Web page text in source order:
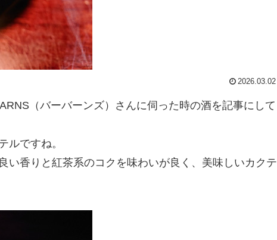
2026.03.02
（バーバーンズ）さんに伺った時の酒を記事にして
ルですね。
い香りと紅茶系のコクを味わいが良く、美味しいカクテ